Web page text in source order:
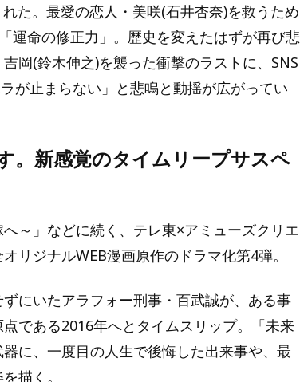
た。最愛の恋人・美咲(石井杏奈)を救うため
運命の修正力」。歴史を変えたはずが再び悲
岡(鈴木伸之)を襲った衝撃のラストに、SNS
が止まらない」と悲鳴と動揺が広がってい
。新感覚のタイムリープサスペ
～」などに続く、テレ東×アミューズクリエ
リジナルWEB漫画原作のドラマ化第4弾。
にいたアラフォー刑事・百武誠が、ある事
である2016年へとタイムスリップ。「未来
に、一度目の人生で後悔した出来事や、最
描く。